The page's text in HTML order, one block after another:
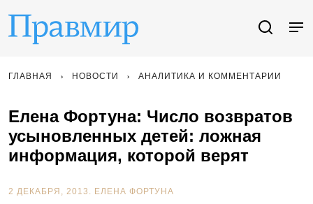
ГЛАВНАЯ НОВОСТИ АНАЛИТИКА И КОММЕНТАРИИ
Елена Фортуна: Число возвратов
усыновленных детей: ложная
информация, которой верят
2 ДЕКАБРЯ, 2013. ЕЛЕНА ФОРТУНА